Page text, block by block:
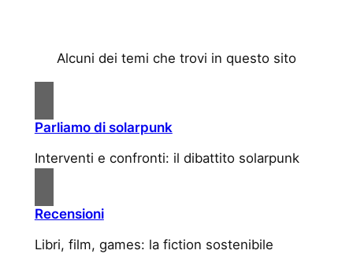
Alcuni dei temi che trovi in questo sito
Parliamo di solarpunk
Interventi e confronti: il dibattito solarpunk
Recensioni
Libri, film, games: la fiction sostenibile